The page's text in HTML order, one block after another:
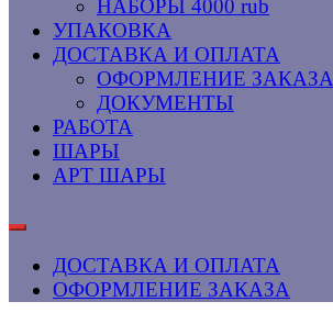
НАБОРЫ 4000 rub
УПАКОВКА
ДОСТАВКА И ОПЛАТА
ОФОРМЛЕНИЕ ЗАКАЗА
ДОКУМЕНТЫ
РАБОТА
ШАРЫ
АРТ ШАРЫ
ДОСТАВКА И ОПЛАТА
ОФОРМЛЕНИЕ ЗАКАЗА